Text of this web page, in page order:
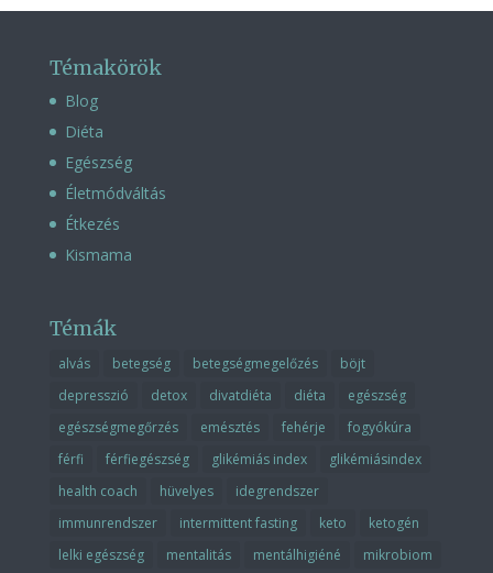
Témakörök
Blog
Diéta
Egészség
Életmódváltás
Étkezés
Kismama
Témák
alvás betegség betegségmegelőzés
böjt
depresszió
detox divatdiéta diéta
egészség
egészségmegőrzés
emésztés fehérje
fogyókúra
férfi
férfiegészség glikémiás index
glikémiásindex
health coach
hüvelyes
idegrendszer
immunrendszer
intermittent fasting keto
ketogén
lelki egészség
mentalitás mentálhigiéné mikrobiom